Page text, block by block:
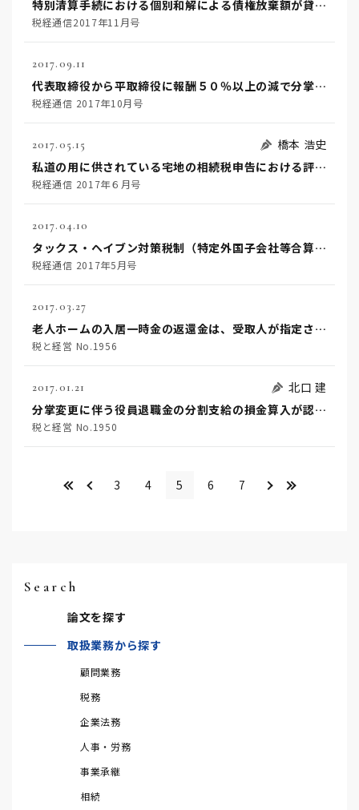
特別清算手続における個別和解による債権放棄額が貸倒損失に該当するか否かが問題となった事例
税経通信2017年11月号
2017.09.11
代表取締役から平取締役に報酬５０％以上の減で分掌変更された者が，退職金支払債務確定時において依然として経営上主要な地位を占めていたとして，同人への退職金の損金算入が認められなかった事例
税経通信 2017年10月号
2017.05.15
橋本 浩史
私道の用に供されている宅地の相続税申告における評価が問題となった事例
税経通信 2017年６月号
2017.04.10
タックス・ヘイブン対策税制（特定外国子会社等合算税制）においては，日本の居住者であるときにタックス・ヘイブンに会社を設立したことまでは要件としていないことを理由に，デンマーク王国での会社設立時には日本の居住者でなかった者に対してこれを適用した事例
税経通信 2017年5月号
2017.03.27
老人ホームの入居一時金の返還金は、受取人が指定されていたとしても、入居一時金の出捐者が被相続人である等の事情の下では、被相続人に帰属する財産であるとされた事例
税と経営 No.1956
2017.01.21
北口 建
分掌変更に伴う役員退職金の分割支給の損金算入が認められた事案
税と経営 No.1950
3 4 5 6 7 ＞
Search
論文を探す
取扱業務から探す
顧問業務
税務
企業法務
人事・労務
事業承継
相続